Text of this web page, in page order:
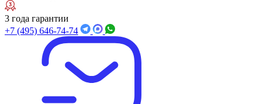
3 года гарантии
+7 (495) 646-74-74